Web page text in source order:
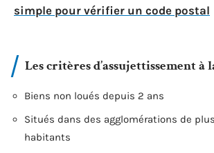
simple pour vérifier un code postal
Les critères d’assujettissement à
Biens non loués depuis 2 ans
Situés dans des agglomérations de
habitants